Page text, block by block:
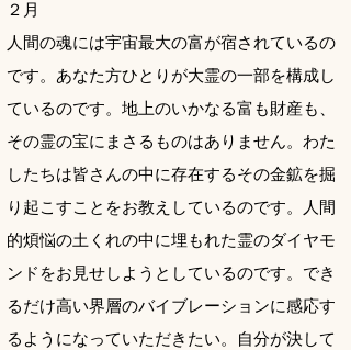
​２月
人間の魂には宇宙最大の富が宿されているの
です。あなた方ひとりが大霊の一部を構成し
ているのです。地上のいかなる富も財産も、
その霊の宝にまさるものはありません。わた
したちは皆さんの中に存在するその金鉱を掘
り起こすことをお教えしているのです。人間
的煩悩の土くれの中に埋もれた霊のダイヤモ
ンドをお見せしようとしているのです。でき
るだけ高い界層のバイブレーションに感応す
るようになっていただきたい。自分が決して